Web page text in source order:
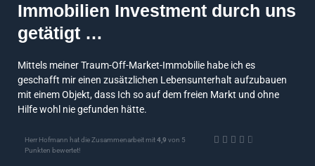
Immobilien Investment durch uns
getätigt …
Mittels meiner Traum-Off-Market-Immobilie habe ich es
geschafft mir einen zusätzlichen Lebensunterhalt aufzubauen
mit einem Objekt, dass Ich so auf dem freien Markt und ohne
Hilfe wohl nie gefunden hätte.
Herr Hofmann hat die Zusammenarbeit mit4,9 von 5
Punkten bewertet!
    